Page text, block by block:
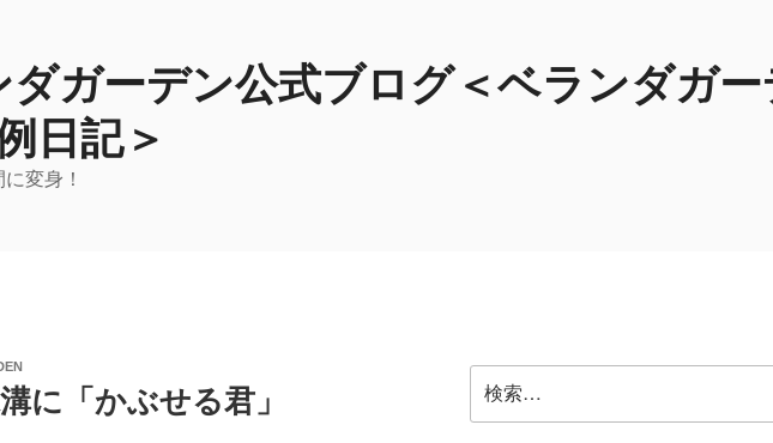
ガーデン公式ブログ＜ベランダガー
日記＞
変身！
に「かぶせる君」
索: